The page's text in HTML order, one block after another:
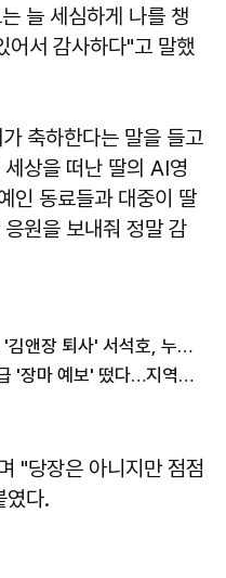
늘 세심하게 나를 챙
어서 감사하다"고 말했
축하한다는 말을 들고
상을 떠난 딸의 AI영
인 동료들과 대중이 딸
원을 보내줘 정말 감
"윤석열 동기, 조희대와 친분"... '김앤장 퇴사' 서석호, 누구길래?
"6월 중순 시작" 2025년 역대급 '장마 예보' 떴다…지역별 예측 보니
"당장은 아니지만 점점
였다.